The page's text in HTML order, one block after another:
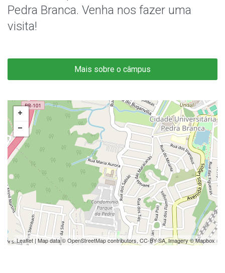
Pedra Branca. Venha nos fazer uma
visita!
Mais sobre o câmpus
Leaflet | Map data ©OpenStreetMapcontributors, CC-BY-SA, Imagery ©Mapbox